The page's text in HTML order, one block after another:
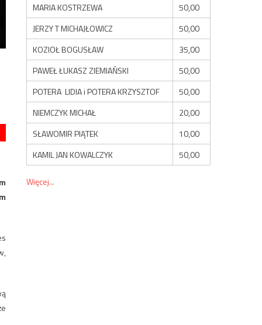
MARIA KOSTRZEWA
50,00
JERZY T MICHAJŁOWICZ
50,00
KOZIOŁ BOGUSŁAW
35,00
PAWEŁ ŁUKASZ ZIEMIAŃSKI
50,00
POTERA LIDIA i POTERA KRZYSZTOF
50,00
NIEMCZYK MICHAŁ
20,00
SŁAWOMIR PIĄTEK
10,00
KAMIL JAN KOWALCZYK
50,00
Więcej...